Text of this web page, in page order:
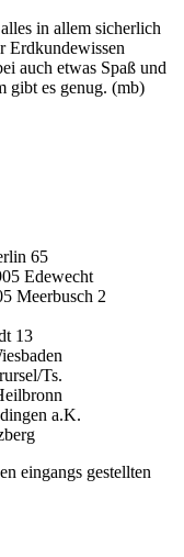
in allem sicherlich
Erdkundewissen
auch etwas Spaß und
gibt es genug. (mb)
65
Edewecht
Meerbusch 2
13
Ts.
a.K.
eingangs gestellten